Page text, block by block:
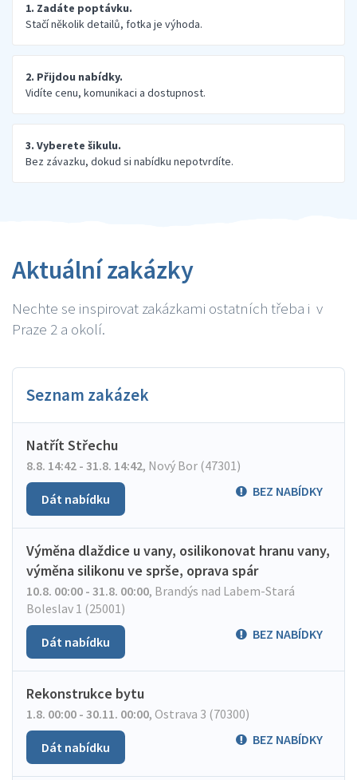
1. Zadáte poptávku.
Stačí několik detailů, fotka je výhoda.
2. Přijdou nabídky.
Vidíte cenu, komunikaci a dostupnost.
3. Vyberete šikulu.
Bez závazku, dokud si nabídku nepotvrdíte.
Aktuální zakázky
Nechte se inspirovat zakázkami ostatních třeba i v
Praze 2 a okolí.
Seznam zakázek
Natřít Střechu
8.8. 14:42 - 31.8. 14:42, Nový Bor (47301)
BEZ NABÍDKY
Dát nabídku
Výměna dlaždice u vany, osilikonovat hranu vany,
výměna silikonu ve sprše, oprava spár
10.8. 00:00 - 31.8. 00:00, Brandýs nad Labem-Stará
Boleslav 1 (25001)
BEZ NABÍDKY
Dát nabídku
Rekonstrukce bytu
1.8. 00:00 - 30.11. 00:00, Ostrava 3 (70300)
BEZ NABÍDKY
Dát nabídku